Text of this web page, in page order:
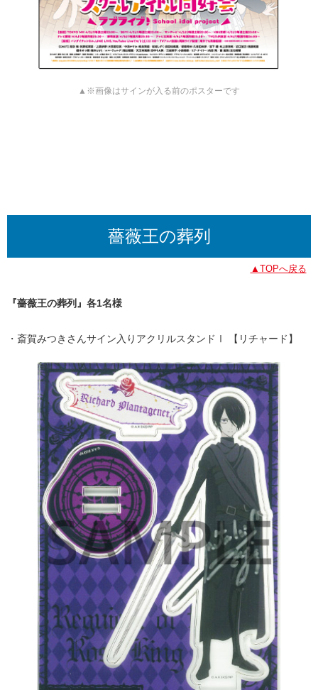
▲※画像はサインが入る前のポスターです
薔薇王の葬列
▲TOPへ戻る
『薔薇王の葬列』各1名様
・斎賀みつきさんサイン入りアクリルスタンドⅠ 【リチャード】